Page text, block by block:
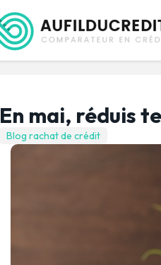
En mai, réduis
Blog rachat de crédit